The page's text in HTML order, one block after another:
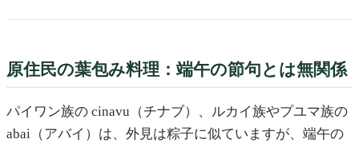
原住民の葉包み料理：端午の節句とは無関係
パイワン族の cinavu（チナブ）、ルカイ族やプユマ族の
abai（アバイ）は、外見は粽子に似ていますが、端午の